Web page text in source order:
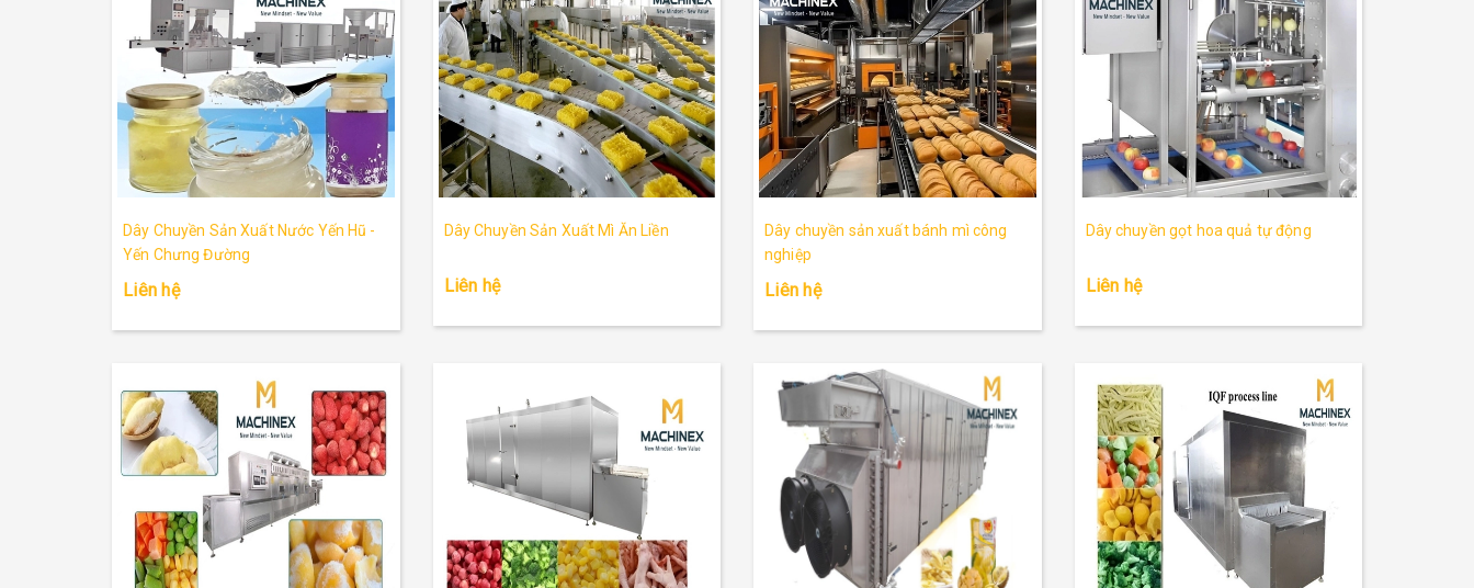
Dây Chuyền Sản Xuất Nước Yến Hũ -
Yến Chưng Đường
Liên hệ
Dây Chuyền Sản Xuất Mì Ăn Liền
Liên hệ
Dây chuyền sản xuất bánh mì công
nghiệp
Liên hệ
Dây chuyền gọt hoa quả tự động
Liên hệ